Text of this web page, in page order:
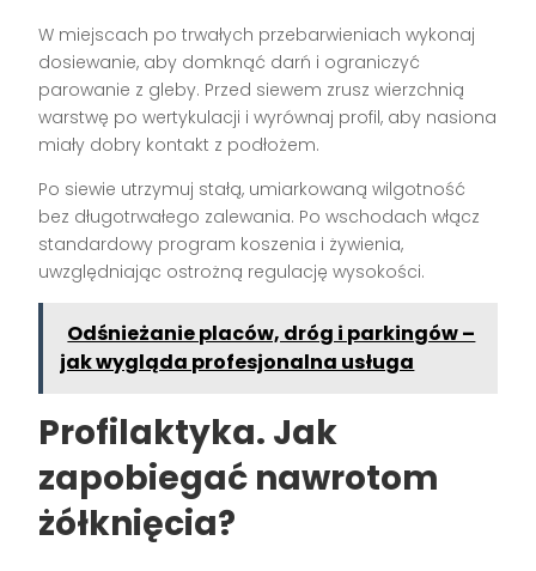
W miejscach po trwałych przebarwieniach wykonaj
dosiewanie, aby domknąć darń i ograniczyć
parowanie z gleby. Przed siewem zrusz wierzchnią
warstwę po wertykulacji i wyrównaj profil, aby nasiona
miały dobry kontakt z podłożem.
Po siewie utrzymuj stałą, umiarkowaną wilgotność
bez długotrwałego zalewania. Po wschodach włącz
standardowy program koszenia i żywienia,
uwzględniając ostrożną regulację wysokości.
Odśnieżanie placów, dróg i parkingów –
jak wygląda profesjonalna usługa
Profilaktyka. Jak
zapobiegać nawrotom
żółknięcia?